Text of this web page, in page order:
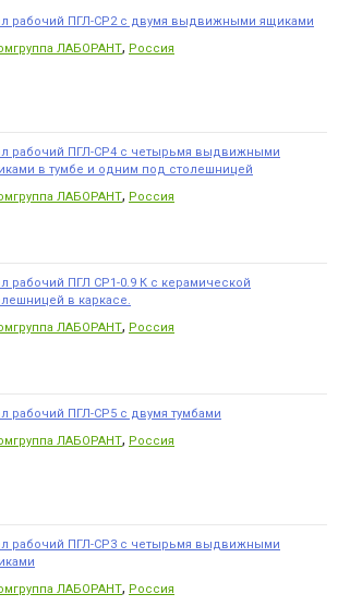
рабочий ПГЛ-СР2 с двумя выдвижными ящиками
ЛАБОРАНТ, Россия
рабочий ПГЛ-СР4 с четырьмя выдвижными
в тумбе и одним под столешницей
ЛАБОРАНТ, Россия
рабочий ПГЛ СР1-0.9 К с керамической
в каркасе.
ЛАБОРАНТ, Россия
рабочий ПГЛ-СР5 с двумя тумбами
ЛАБОРАНТ, Россия
рабочий ПГЛ-СР3 с четырьмя выдвижными
ЛАБОРАНТ, Россия